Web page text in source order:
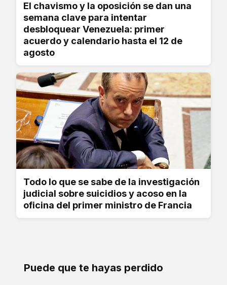
El chavismo y la oposición se dan una
semana clave para intentar
desbloquear Venezuela: primer
acuerdo y calendario hasta el 12 de
agosto
Todo lo que se sabe de la investigación
judicial sobre suicidios y acoso en la
oficina del primer ministro de Francia
Puede que te hayas perdido